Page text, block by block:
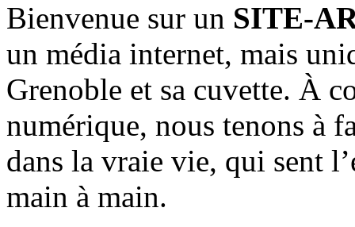
Bienvenue sur un SITE-
un média internet, mais
Grenoble et sa cuvette. À
numérique, nous tenons à
dans la vraie vie, qui sent
main à main.